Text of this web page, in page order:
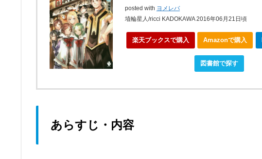
posted with ヨメレバ
埴輪星人/ricci KADOKAWA 2016年06月21日頃
楽天ブックスで購入 Amazonで購入
図書館で探す
あらすじ・内容